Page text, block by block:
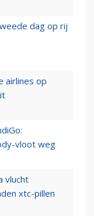
dag op rij
airlines op
vloot weg
vlucht
xtc-pillen